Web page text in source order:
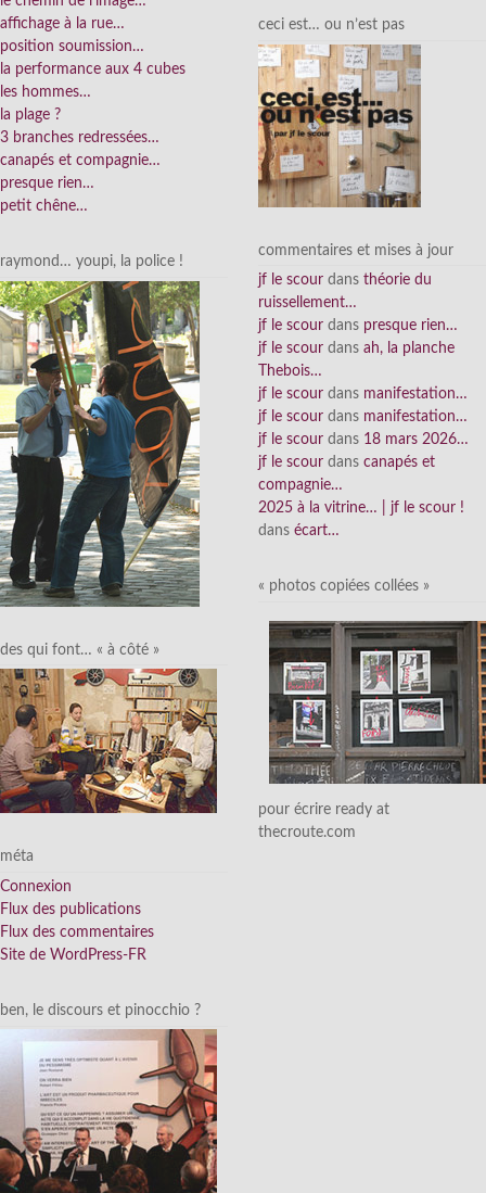
affichage à la rue…
position soumission…
la performance aux 4 cubes
les hommes…
la plage ?
3 branches redressées…
canapés et compagnie…
presque rien…
petit chêne…
raymond… youpi, la police !
des qui font… « à côté »
méta
Connexion
Flux des publications
Flux des commentaires
Site de WordPress-FR
ben, le discours et pinocchio ?
ceci est… ou n’est pas
commentaires et mises à jour
jf le scour dans théorie du
ruissellement…
jf le scour dans presque rien…
jf le scour dans ah, la planche
Thebois…
jf le scour dans manifestation…
jf le scour dans manifestation…
jf le scour dans 18 mars 2026…
jf le scour dans canapés et
compagnie…
2025 à la vitrine… | jf le scour !
dans écart…
« photos copiées collées »
pour écrire ready at
thecroute.com